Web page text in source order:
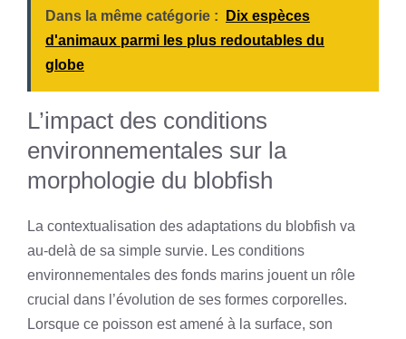
Dans la même catégorie :
Dix espèces
d'animaux parmi les plus redoutables du
globe
L’impact des conditions
environnementales sur la
morphologie du blobfish
La contextualisation des adaptations du blobfish va
au-delà de sa simple survie. Les conditions
environnementales des fonds marins jouent un rôle
crucial dans l’évolution de ses formes corporelles.
Lorsque ce poisson est amené à la surface, son